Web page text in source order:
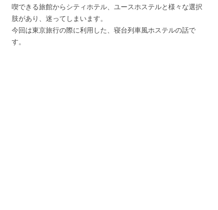
喫できる旅館からシティホテル、ユースホステルと様々な選択
肢があり、迷ってしまいます。
今回は東京旅行の際に利用した、寝台列車風ホステルの話で
す。